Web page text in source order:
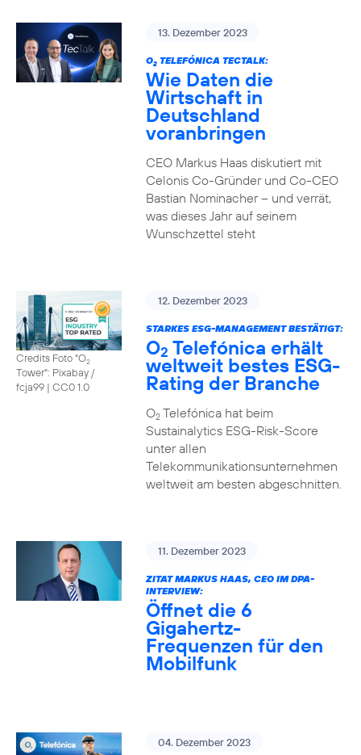
13. Dezember 2023
O2TELEFÓNICA TECTALK:
Wie Daten die
Wirtschaft in
Deutschland
voranbringen
CEO Markus Haas diskutiert mit
Celonis Co-Gründer und Co-CEO
Bastian Nominacher – und verrät,
was dieses Jahr auf seinem
Wunschzettel steht
Credits Foto "O2
Tower": Pixabay /
fcja99 | CC0 1.0
12. Dezember 2023
STARKES ESG-MANAGEMENT BESTÄTIGT:
O2 Telefónica erhält
weltweit bestes ESG-
Rating der Branche
O2Telefónica hat beim
Sustainalytics ESG-Risk-Score
unter allen
Telekommunikationsunternehmen
weltweit am besten abgeschnitten.
11. Dezember 2023
ZITAT MARKUS HAAS, CEO IM DPA-
INTERVIEW:
Öffnet die 6
Gigahertz-
Frequenzen für den
Mobilfunk
04. Dezember 2023